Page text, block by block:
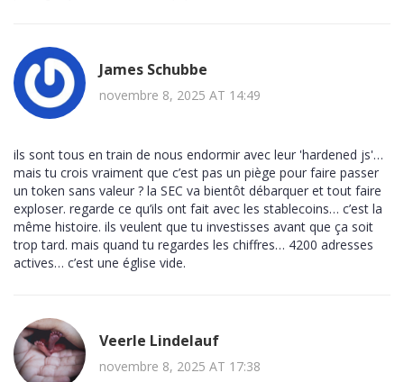
James Schubbe
novembre 8, 2025 AT 14:49
ils sont tous en train de nous endormir avec leur 'hardened js'…
mais tu crois vraiment que c’est pas un piège pour faire passer
un token sans valeur ? la SEC va bientôt débarquer et tout faire
exploser. regarde ce qu’ils ont fait avec les stablecoins… c’est la
même histoire. ils veulent que tu investisses avant que ça soit
trop tard. mais quand tu regardes les chiffres… 4200 adresses
actives… c’est une église vide.
Veerle Lindelauf
novembre 8, 2025 AT 17:38